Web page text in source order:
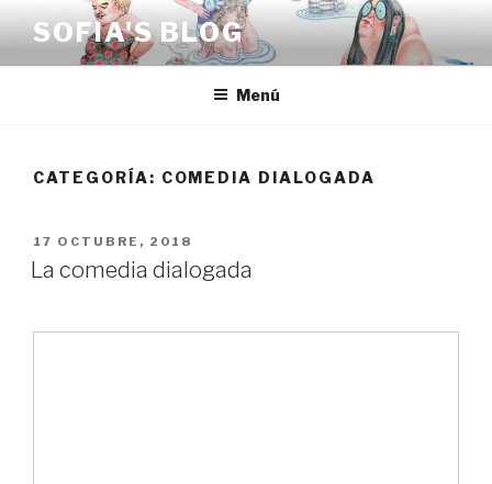
contenido
SOFIA'S BLOG
Menú
CATEGORÍA: COMEDIA DIALOGADA
PUBLICADO
EL
17 OCTUBRE, 2018
La comedia dialogada